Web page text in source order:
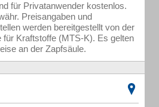
für Privatanwender kostenlos.
Preisangaben und
werden bereitgestellt von der
Kraftstoffe (MTS-K). Es gelten
an der Zapfsäule.